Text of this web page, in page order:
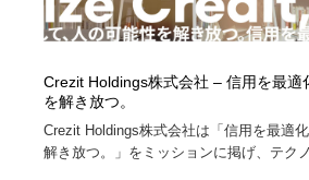
Crezit Holdings株式会社 – 信用を最適
を解き放つ。
Crezit Holdings株式会社は「信用を最適
解き放つ。」をミッションに掲げ、テク